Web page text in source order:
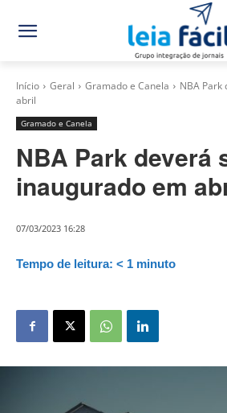
Início Geral Gramado e Canela
NBA
abril
Gramado e Canela
NBA Park deverá
inaugurado em
07/03/2023 16:28
Tempo de leitura: < 1 minuto